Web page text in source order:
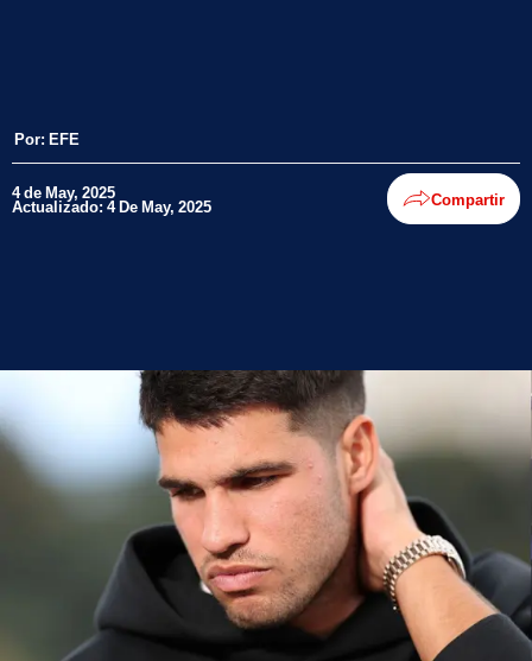
Por: EFE
4 de May, 2025
Actualizado: 4 De May, 2025 Compartir